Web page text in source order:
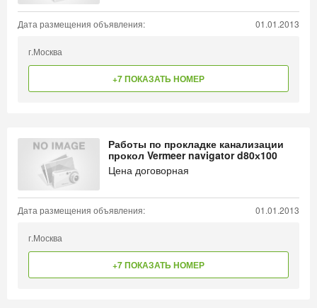
Дата размещения объявления: 01.01.2013
г.Москва
+7 ПОКАЗАТЬ НОМЕР
Работы по прокладке канализации
прокол Vermeer navigator d80х100
Цена договорная
Дата размещения объявления: 01.01.2013
г.Москва
+7 ПОКАЗАТЬ НОМЕР